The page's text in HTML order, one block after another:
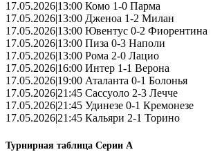
17.05.2026|13:00 Комо 1-0 Парма
17.05.2026|13:00 Дженоа 1-2 Милан
17.05.2026|13:00 Ювентус 0-2 Фиорентина
17.05.2026|13:00 Пиза 0-3 Наполи
17.05.2026|13:00 Рома 2-0 Лацио
17.05.2026|16:00 Интер 1-1 Верона
17.05.2026|19:00 Аталанта 0-1 Болонья
17.05.2026|21:45 Сассуоло 2-3 Лечче
17.05.2026|21:45 Удинезе 0-1 Кремонезе
17.05.2026|21:45 Кальяри 2-1 Торино
Турнирная таблица Серии А